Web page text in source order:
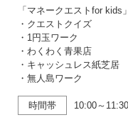
「マネークエストfor kids」
・クエストクイズ
・1円玉ワーク
・わくわく青果店
・キャッシュレス紙芝居
・無人島ワーク
時間帯 10:00～11:30